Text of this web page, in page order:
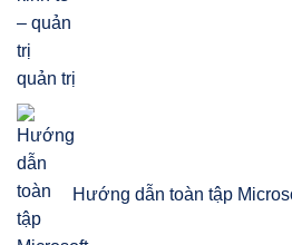
quản trị
Hướng dẫn toàn tập